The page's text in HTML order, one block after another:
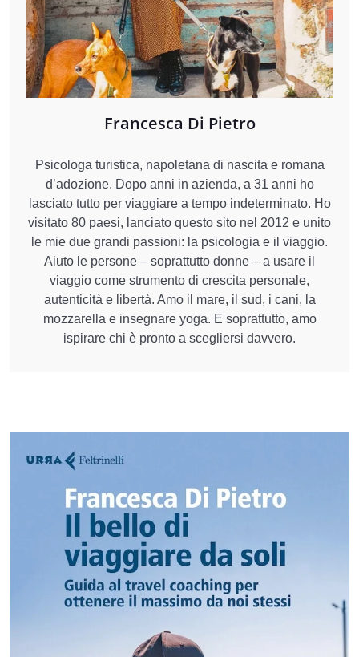
Francesca Di Pietro
Psicologa turistica, napoletana di nascita e romana
d’adozione. Dopo anni in azienda, a 31 anni ho
lasciato tutto per viaggiare a tempo indeterminato. Ho
visitato 80 paesi, lanciato questo sito nel 2012 e unito
le mie due grandi passioni: la psicologia e il viaggio.
Aiuto le persone – soprattutto donne – a usare il
viaggio come strumento di crescita personale,
autenticità e libertà. Amo il mare, il sud, i cani, la
mozzarella e insegnare yoga. E soprattutto, amo
ispirare chi è pronto a scegliersi davvero.